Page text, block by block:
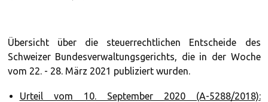
Übersicht über die steuerrechtlichen Entscheide des
Schweizer Bundesverwaltungsgerichts, die in der Woche
vom 22. - 28. März 2021 publiziert wurden.
Urteil vom 10. September 2020 (A-5288/2018):